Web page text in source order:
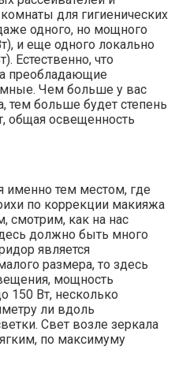
для гигиенических
одного, но мощного
и еще одного локально
Естественно, что
преобладающие
Чем больше у вас
тем больше будет степень
общая освещенность
именно тем местом, где
по коррекции макияжа
смотрим, как на нас
должно быть много
является
размера, то здесь
мощность
150 Вт, несколько
ли вдоль
Свет возле зеркала
по максимуму